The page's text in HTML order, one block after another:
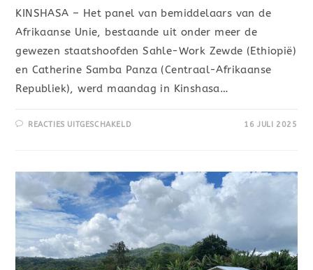
KINSHASA – Het panel van bemiddelaars van de
Afrikaanse Unie, bestaande uit onder meer de
gewezen staatshoofden Sahle-Work Zewde (Ethiopië)
en Catherine Samba Panza (Centraal-Afrikaanse
Republiek), werd maandag in Kinshasa…
REACTIES UITGESCHAKELD 16 JULI 2025